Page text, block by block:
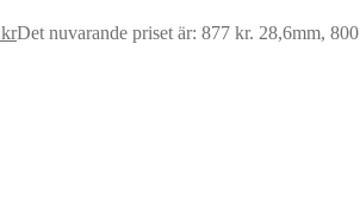
krDet nuvarande priset är: 877 kr. 28,6mm, 800